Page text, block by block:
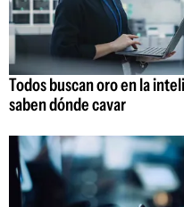
Todos buscan oro en la
saben dónde cavar